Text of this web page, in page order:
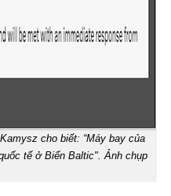
cho biết: “Máy bay của
tế ở Biển Baltic". Ảnh chụp